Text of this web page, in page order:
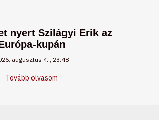
nyert Szilágyi Erik az
kupán
augusztus 4. 23:48
Tovább olvasom